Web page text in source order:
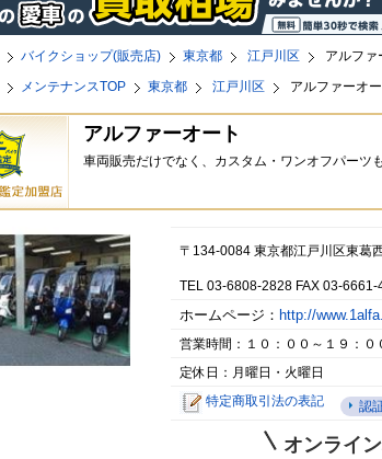
バイクショップ(販売店) 東京都 江戸川区
アルファ
メンテナンスTOP 東京都 江戸川区 アルファーオー
アルファーオート
車両販売だけでなく、カスタム・ワンオフパーツ
〒134-0084 東京都江戸川区東葛
TEL 03-6808-2828 FAX 03-6661-
ホームページ： http://
営業時間：１０：００～１９：０
定休日：月曜日・火曜日
特定商取引法の表記
認
オンライ